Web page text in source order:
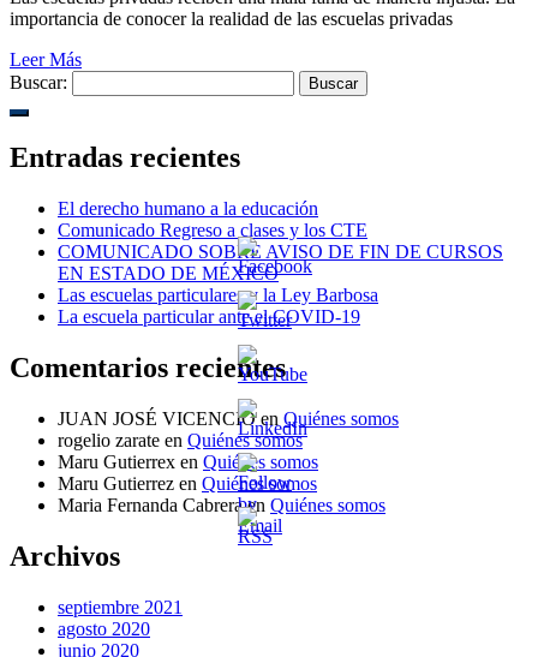
importancia de conocer la realidad de las escuelas privadas
Leer Más
Buscar:
Entradas recientes
El derecho humano a la educación
Comunicado Regreso a clases y los CTE
COMUNICADO SOBRE AVISO DE FIN DE CURSOS
EN ESTADO DE MÉXICO
Las escuelas particulares y la Ley Barbosa
La escuela particular ante el COVID-19
Comentarios recientes
JUAN JOSÉ VICENCIOen Quiénes somos
rogelio zarate en Quiénes somos
Maru Gutierrex en Quiénes somos
Maru Gutierrez en Quiénes somos
Maria Fernanda Cabreraen Quiénes somos
Archivos
septiembre 2021
agosto 2020
junio 2020